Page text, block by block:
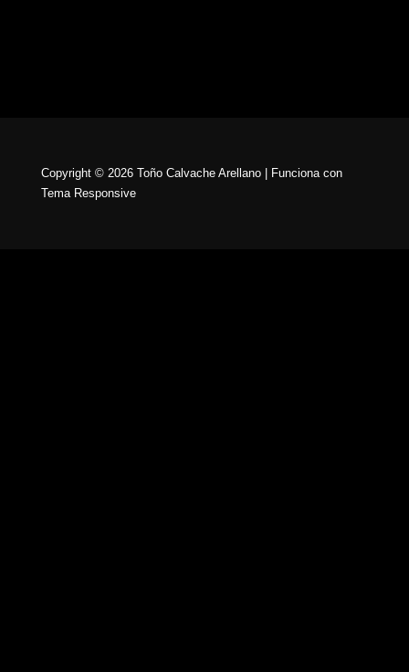
Copyright © 2026 Toño Calvache Arellano
| Funciona con
Tema Responsive